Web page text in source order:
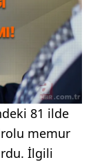
81 ilde
memur
İlgili